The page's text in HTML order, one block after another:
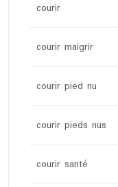
courir
courir maigrir
courir pied nu
courir pieds nus
courir santé